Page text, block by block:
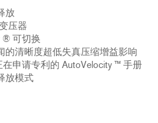
放
压器
® 可切换
的清晰度超低失真压缩增益影响
申请专利的 AutoVelocity ™ 手册
放模式